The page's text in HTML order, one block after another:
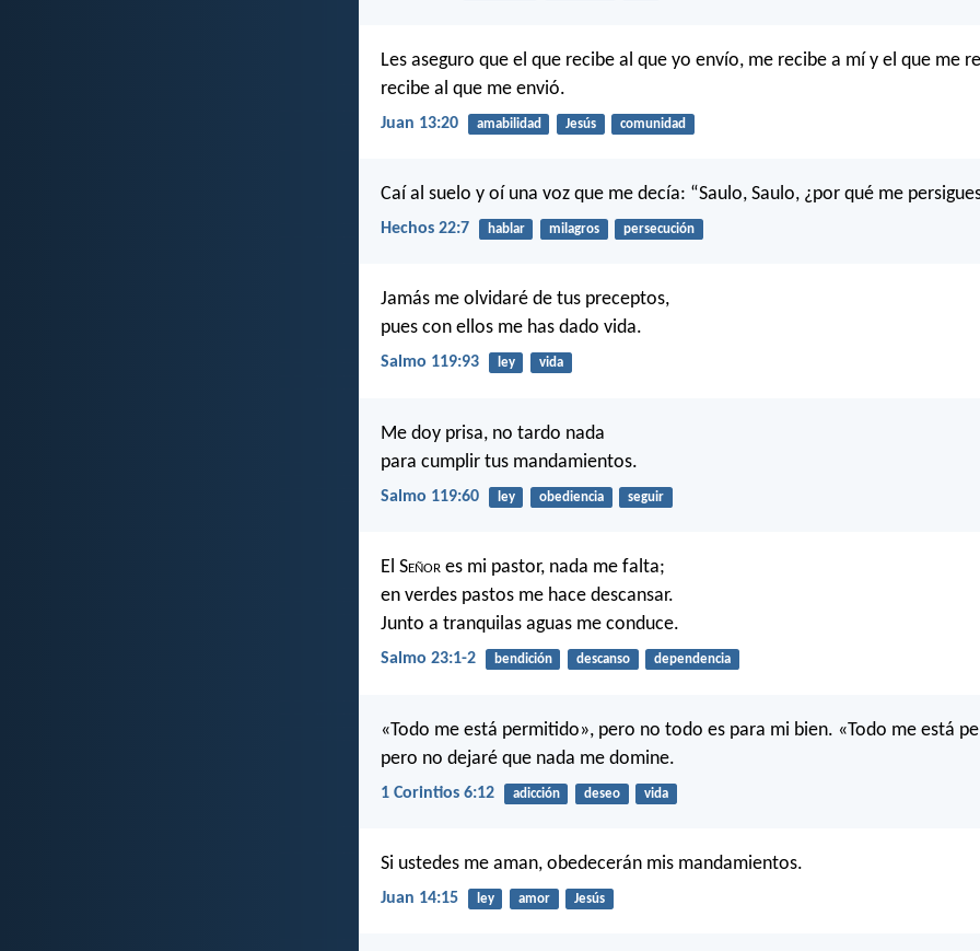
Les aseguro que el que recibe al que yo envío, me recibe a mí y el que me
recibe al que me envió.
Juan 13:20 amabilidad Jesús comunidad
Caí al suelo y oí una voz que me decía: “Saulo, Saulo, ¿por qué me
Hechos 22:7 hablar milagros persecución
Jamás me olvidaré de tus preceptos,
pues con ellos me has dado vida.
Salmo 119:93 ley vida
Me doy prisa, no tardo nada
para cumplir tus mandamientos.
Salmo 119:60 ley obediencia seguir
El Señor es mi pastor, nada me falta;
en verdes pastos me hace descansar.
Junto a tranquilas aguas me conduce.
Salmo 23:1-2 bendición descanso dependencia
«Todo me está permitido», pero no todo es para mi bien. «Todo me está
pero no dejaré que nada me domine.
1 Corintios 6:12 adicción deseo vida
Si ustedes me aman, obedecerán mis mandamientos.
Juan 14:15 ley amor Jesús